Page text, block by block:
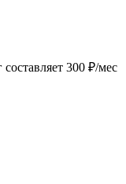
300 ₽/мес